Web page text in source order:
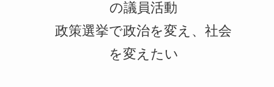
の議員活動
政策選挙で政治を変え、社会
を変えたい